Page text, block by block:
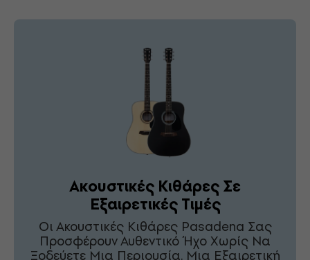
Ακουστικές Κιθάρες Σε
Εξαιρετικές Τιμές
Οι Ακουστικές Κιθάρες Pasadena Σας
Προσφέρουν Αυθεντικό Ήχο Χωρίς Να
Ξοδεύετε Μια Περιουσία. Μια Εξαιρετική